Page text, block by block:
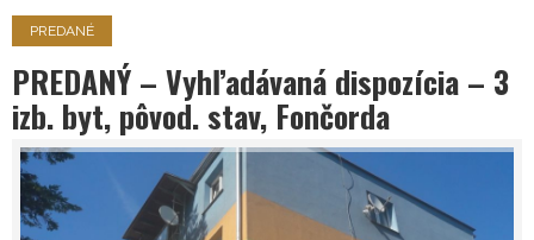
PREDANÉ
PREDANÝ – Vyhľadávaná dispozícia – 3
izb. byt, pôvod. stav, Fončorda